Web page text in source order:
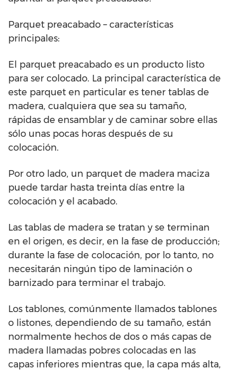
Parquet preacabado – características
principales:
El parquet preacabado es un producto listo
para ser colocado. La principal característica de
este parquet en particular es tener tablas de
madera, cualquiera que sea su tamaño,
rápidas de ensamblar y de caminar sobre ellas
sólo unas pocas horas después de su
colocación.
Por otro lado, un parquet de madera maciza
puede tardar hasta treinta días entre la
colocación y el acabado.
Las tablas de madera se tratan y se terminan
en el origen, es decir, en la fase de producción;
durante la fase de colocación, por lo tanto, no
necesitarán ningún tipo de laminación o
barnizado para terminar el trabajo.
Los tablones, comúnmente llamados tablones
o listones, dependiendo de su tamaño, están
normalmente hechos de dos o más capas de
madera llamadas pobres colocadas en las
capas inferiores mientras que, la capa más alta,